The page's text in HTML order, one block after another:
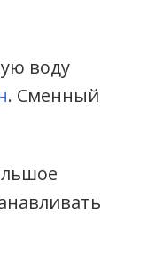
воду
. Сменный